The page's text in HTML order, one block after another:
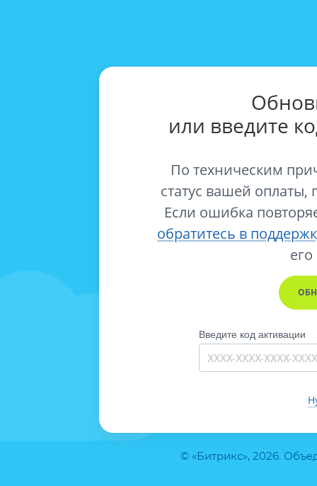
© «Битрикс», 2026.
или введите
По техническим
статус вашей оплаты,
Если ошибка
обратитесь в
его
Введите код активации